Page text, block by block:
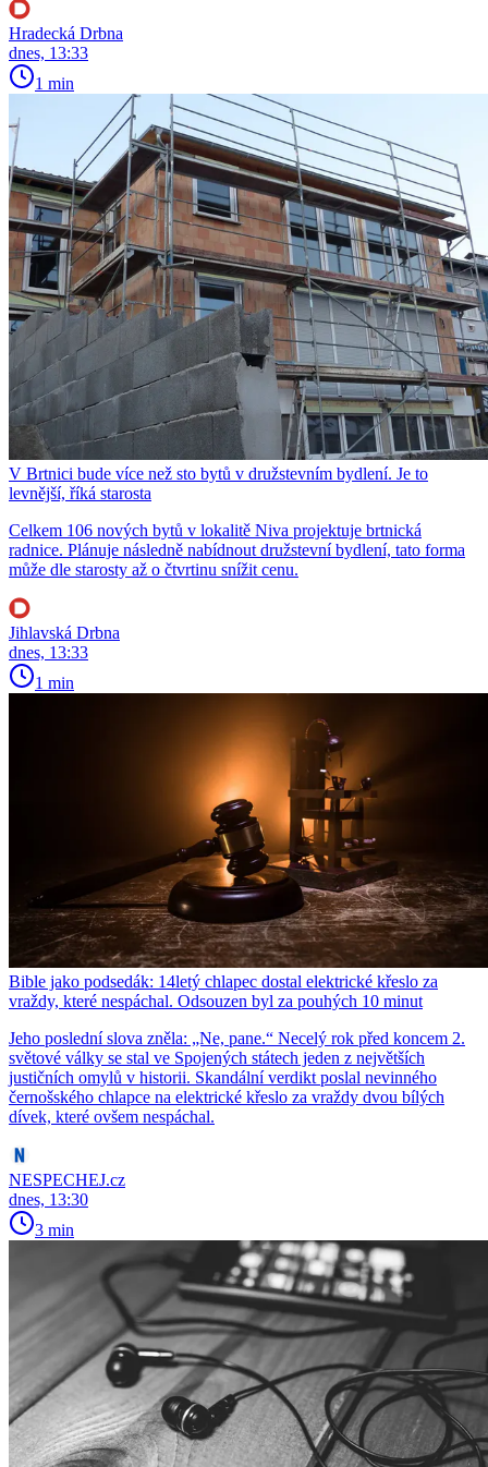
Hradecká Drbna
dnes, 13:33
1 min
V Brtnici bude více než sto bytů v družstevním bydlení. Je to
levnější, říká starosta
Celkem 106 nových bytů v lokalitě Niva projektuje brtnická
radnice. Plánuje následně nabídnout družstevní bydlení, tato forma
může dle starosty až o čtvrtinu snížit cenu.
Jihlavská Drbna
dnes, 13:33
1 min
Bible jako podsedák: 14letý chlapec dostal elektrické křeslo za
vraždy, které nespáchal. Odsouzen byl za pouhých 10 minut
Jeho poslední slova zněla: „Ne, pane.“ Necelý rok před koncem 2.
světové války se stal ve Spojených státech jeden z největších
justičních omylů v historii. Skandální verdikt poslal nevinného
černošského chlapce na elektrické křeslo za vraždy dvou bílých
dívek, které ovšem nespáchal.
NESPECHEJ.cz
dnes, 13:30
3 min